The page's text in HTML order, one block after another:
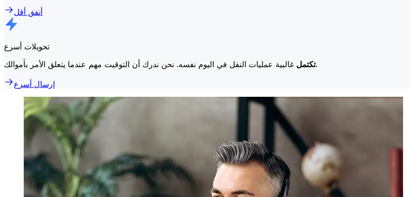
أنفق أقل
تحويلات أسرع
تكتملغالبية عمليات النقل في اليوم نفسه. نحن ندرك أن التوقيت مهم عندما يتعلق الأمر بأموالك.
إرسال أسرع